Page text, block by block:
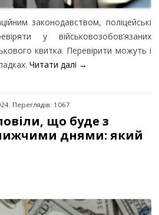
законодавством, поліцейські
у військовозобов’язаних
квитка. Перевірити можуть і
Читати далі →
Переглядів: 1067
що буде з
днями: який